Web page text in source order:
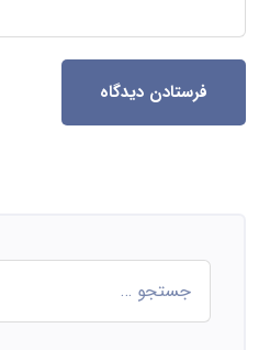
فرستادن دیدگاه